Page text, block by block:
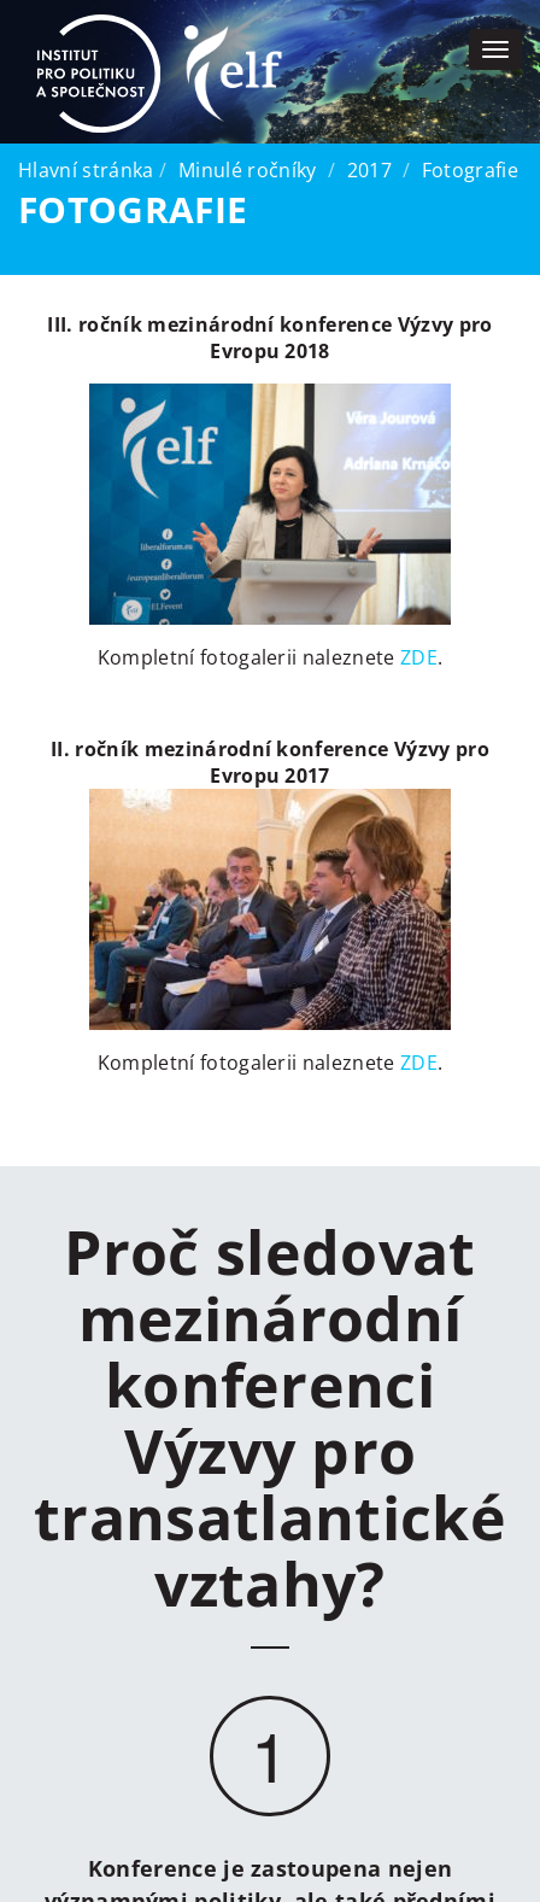
Hlavní stránka Minulé ročníky 2017 Fotografie
FOTOGRAFIE
III. ročník mezinárodní konference Výzvy pro
Evropu 2018
Kompletní fotogalerii naleznete ZDE.
II. ročník mezinárodní konference Výzvy pro
Evropu 2017
Kompletní fotogalerii naleznete ZDE.
Proč sledovat
mezinárodní
konferenci
Výzvy pro
transatlantické
vztahy?
1
Konference je zastoupena nejen